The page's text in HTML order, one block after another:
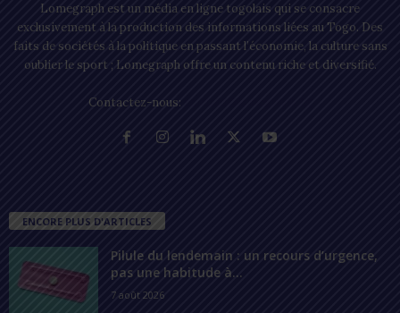
Lomegraph est un média en ligne togolais qui se consacre
exclusivement à la production des informations liées au Togo. Des
faits de sociétés à la politique en passant l’économie, la culture sans
oublier le sport ; Lomegraph offre un contenu riche et diversifié.
Contactez-nous:
ENCORE PLUS D'ARTICLES
Pilule du lendemain : un recours d’urgence,
pas une habitude à...
7 août 2026